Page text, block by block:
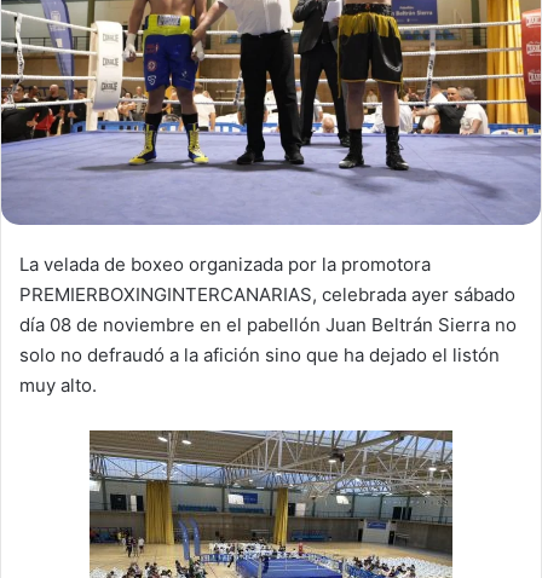
m
a
La velada de boxeo organizada por la promotora
PREMIERBOXINGINTERCANARIAS, celebrada ayer sábado
día 08 de noviembre en el pabellón Juan Beltrán Sierra no
solo no defraudó a la afición sino que ha dejado el listón
muy alto.